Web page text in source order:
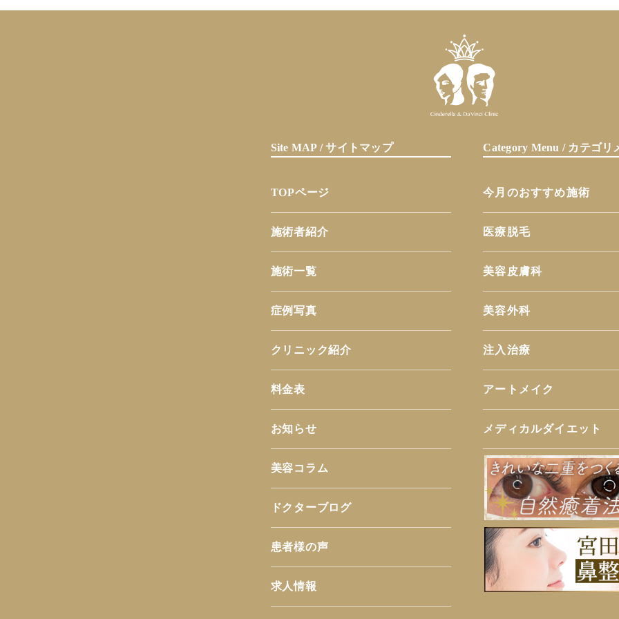
Site MAP / サイトマップ
TOPページ
施術者紹介
施術一覧
症例写真
クリニック紹介
料金表
お知らせ
美容コラム
ドクターブログ
患者様の声
求人情報
Category Menu / カテゴリ
今月のおすすめ施術
医療脱毛
美容皮膚科
美容外科
注入治療
アートメイク
メディカルダイエット